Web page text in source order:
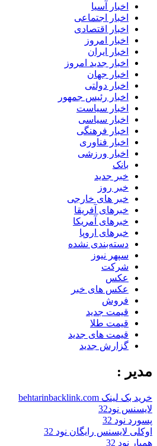
اخبار آسیا
اخبار اجتماعی
اخبار اقتصادی
اخبار امروز
اخبار ایران
اخبار جدید امروز
اخبار جهان
اخبار دولتی
اخبار رئیس جمهور
اخبار سیاست
اخبار سیاسی
اخبار فرهنگی
اخبار فناوری
اخبار ورزشی
بانک
خبر جدید
خبر روز
خبر های خارجی
خبرهای آفریقا
خبرهای آمریکا
خبرهای اروپا
دسته‌بندی نشده
سپهر نیوز
شرکت
عکس
عکس های خبر
فروش
قیمت جدید
قیمت طلا
قیمت های جدید
گزارش جدید
مدیر :
خرید بک لینک behtarinbacklink.com
لایسنس نود32
پسورد نود 32
اوکلی لایسنس رایگان نود 32
همیار نود 32